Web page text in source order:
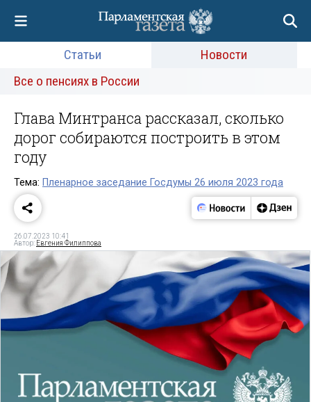
Статьи
Новости
Все о пенсиях в России
Глава Минтранса рассказал, сколько
дорог собираются построить в этом
году
Тема: Пленарное заседание Госдумы 26 июля 2023 года
26.07.2023 10:41
Автор: Евгения Филиппова